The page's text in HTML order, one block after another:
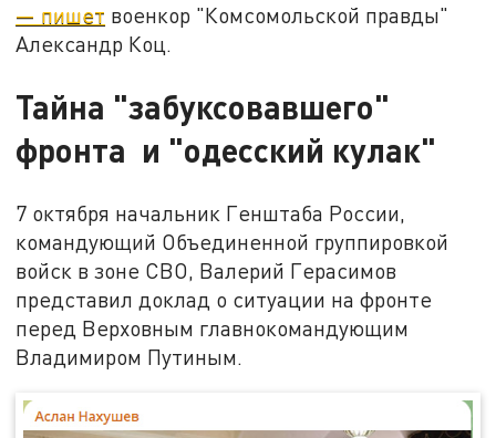
— пишет военкор "Комсомольской правды"
Александр Коц.
Тайна "забуксовавшего"
фронта и "одесский кулак"
7 октября начальник Генштаба России,
командующий Объединенной группировкой
войск в зоне СВО, Валерий Герасимов
представил доклад о ситуации на фронте
перед Верховным главнокомандующим
Владимиром Путиным.